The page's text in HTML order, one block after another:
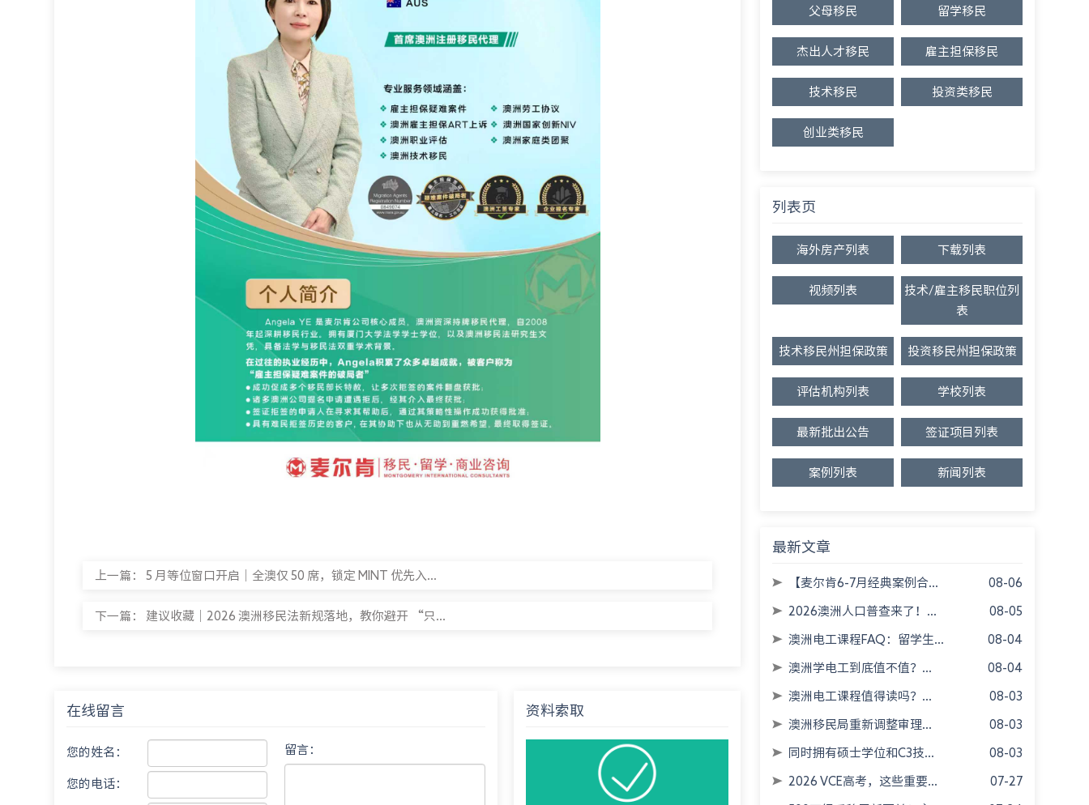
上一篇： 5 月等位窗口开启｜全澳仅 50 席，锁定 MINT 优先入...
下一篇： 建议收藏｜2026 澳洲移民法新规落地，教你避开 “只...
在线留言
您的姓名：
您的电话：
留言：
资料索取
父母移民 留学移民
杰出人才移民 雇主担保移民
技术移民 投资类移民
创业类移民
列表页
海外房产列表 下载列表
视频列表
技术/雇主移民职位列
表
技术移民州担保政策 投资移民州担保政策
评估机构列表 学校列表
最新批出公告 签证项目列表
案例列表 新闻列表
最新文章
【麦尔肯6-7月经典案例合... 08-06
2026澳洲人口普查来了！... 08-05
澳洲电工课程FAQ：留学生... 08-04
澳洲学电工到底值不值？... 08-04
澳洲电工课程值得读吗？... 08-03
澳洲移民局重新调整审理... 08-03
同时拥有硕士学位和C3技... 08-03
2026 VCE高考，这些重要... 07-27